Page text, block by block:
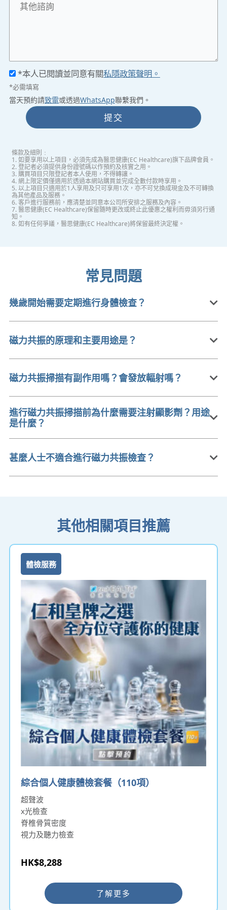
*本人已閱讀並同意有關私隱政策聲明。
*必需填寫
當天預約請致電或透過WhatsApp聯繫我們。
提交
條款及細則﹕
1. 如要享用以上項目，必須先成為醫思健康(EC Healthcare)旗下品牌會員。
2. 登記者必須提供身份證號碼以作預約及核實之用。
3. 購買項目只限登記者本人使用，不得轉讓。
4. 網上限定價僅適用於透過本網站購買並完成全數付款時享用。
5. 以上項目只適用於1人享用及只可享用1次，亦不可兌換成現金及不可轉換
為其他產品及服務。
6. 客戶進行服務前，應清楚並同意本公司所安排之服務及內容。
7. 醫思健康(EC Healthcare)保留隨時更改或終止此優惠之權利而毋須另行通
知。
8. 如有任何爭議，醫思健康(EC Healthcare)將保留最終決定權。
常見問題
幾歲開始需要定期進行身體檢查？
磁力共振的原理和主要用途是？
磁力共振掃描有副作用嗎？會發放輻射嗎？
進行磁力共振掃描前為什麼需要注射顯影劑？用途
是什麼？
甚麼人士不適合進行磁力共振檢查？
其他相關項目推薦
綜合個人健康體檢套餐（110項）
超聲波
x光檢查
脊椎骨質密度
視力及聽力檢查
體檢服務
HK$8,288
了解更多